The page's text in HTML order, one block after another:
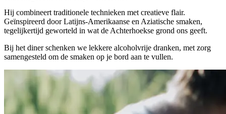
Hij combineert traditionele technieken met creatieve flair.
Geïnspireerd door Latijns-Amerikaanse en Aziatische smaken,
tegelijkertijd geworteld in wat de Achterhoekse grond ons geeft.
Bij het diner schenken we lekkere alcoholvrije dranken, met zorg
samengesteld om de smaken op je bord aan te vullen.